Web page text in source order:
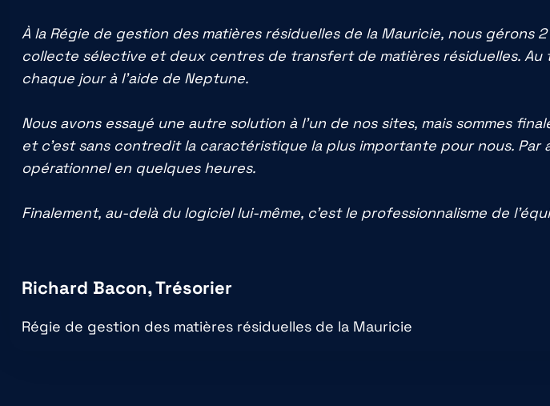
À la Régie de gestion des matières résiduelles de la Mauricie, nous
collecte sélective et deux centres de transfert de matières résiduelles.
chaque jour à l’aide de Neptune.
Nous avons essayé une autre solution à l’un de nos sites, mais sommes
et c’est sans contredit la caractéristique la plus importante pour nous.
opérationnel en quelques heures.
Finalement, au-delà du logiciel lui-même, c’est le professionnalisme de
Richard Bacon, Trésorier
Régie de gestion des matières résiduelles de la Mauricie